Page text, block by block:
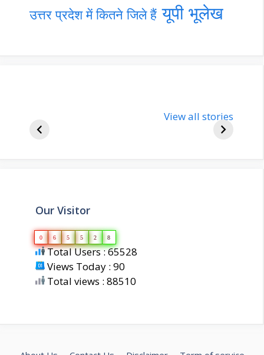
उत्तर प्रदेश में कितने जिले हैं यूपी भूलेख
bjp-india-
about
View all stories
Our Visitor
0 6 5 5 2 8
Total Users : 65528
Views Today : 90
Total views : 88510